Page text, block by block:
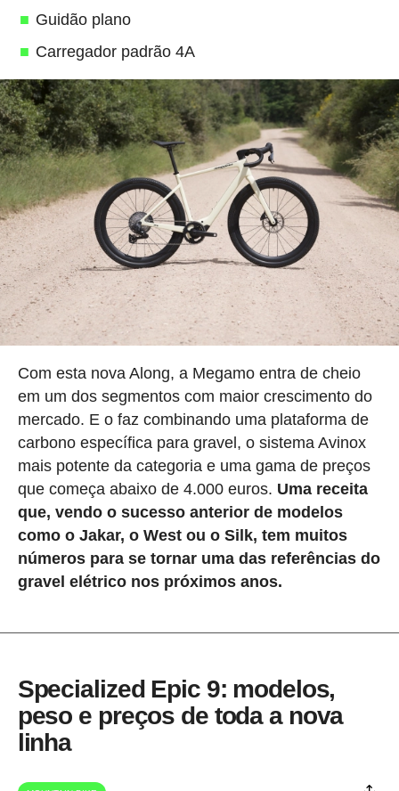
Guidão plano
Carregador padrão 4A
Com esta nova Along, a Megamo entra de cheio
em um dos segmentos com maior crescimento do
mercado. E o faz combinando uma plataforma de
carbono específica para gravel, o sistema Avinox
mais potente da categoria e uma gama de preços
que começa abaixo de 4.000 euros. Uma receita
que, vendo o sucesso anterior de modelos
como o Jakar, o West ou o Silk, tem muitos
números para se tornar uma das referências do
gravel elétrico nos próximos anos.
Specialized Epic 9: modelos,
peso e preços de toda a nova
linha